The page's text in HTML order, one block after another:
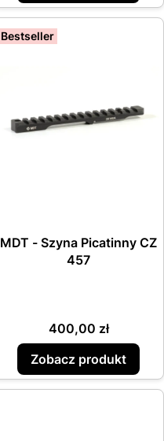
Bestseller
MDT - Szyna Picatinny CZ
457
Cena
400,00 zł
Zobacz produkt